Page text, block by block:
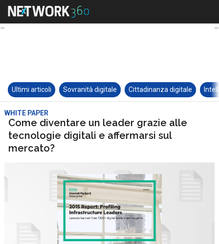
Ultimi articoli Sovranità digitale Cittadinanza digitale
WHITE PAPER
Come diventare un leader grazie alle
tecnologie digitali e affermarsi sul
mercato?